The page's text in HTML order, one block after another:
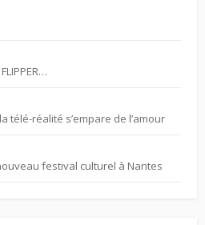
FLIPPER…
télé-réalité s’empare de l’amour
festival culturel à Nantes